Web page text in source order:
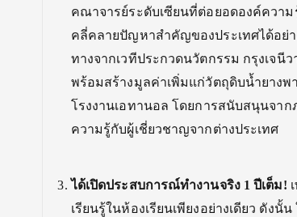
คณาจารย์ระดับเซียนที่ต่อยอดองค์ควา
คลี่คลายปัญหาสำคัญของประเทศได้อย่
ทางจากเวทีประกวดนวัตกรรม กรุงเจ
พร้อมสร้างมูลค่าเพิ่มแก่วัตถุดิบน้ำยาง
โรงงานเอทานอล โดยการสนับสนุนจาก
ความรู้กับผู้เชี่ยวชาญจากต่างประเทศ
ได้เปิดประสบการณ์ทำงานจริง 1 ปีเต็ม!
เรียนรู้ในห้องเรียนเพียงอย่างเดียว ดัง